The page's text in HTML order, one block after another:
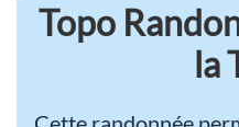
Topo
la